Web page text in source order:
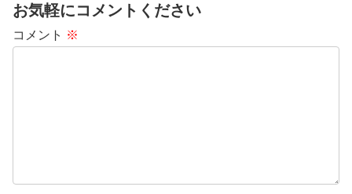
お気軽にコメントください
コメント ※